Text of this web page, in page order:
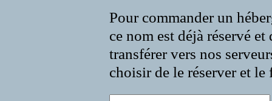
Pour commander un
ce nom est déjà réservé
transférer vers nos
choisir de le réserver et